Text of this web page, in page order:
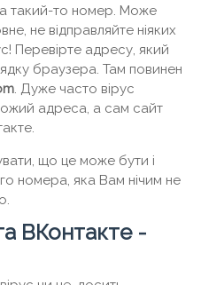
такий-то номер. Може
не відправляйте ніяких
Перевірте адресу, який
браузера. Там повинен
. Дуже часто вірус
адреса, а сам сайт
що це може бути і
номера, яка Вам нічим не
ВКонтакте -